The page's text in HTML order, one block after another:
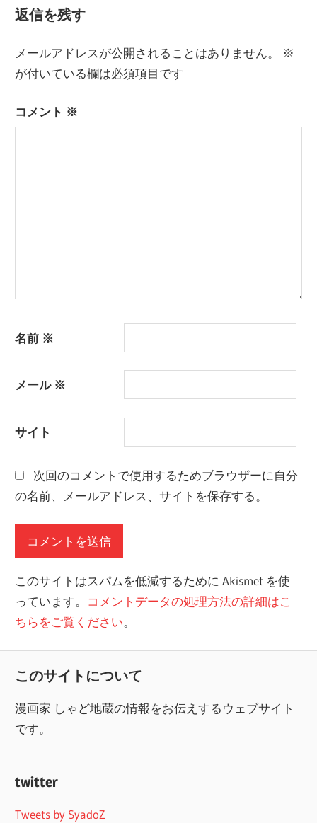
返信を残す
メールアドレスが公開されることはありません。
※
が付いている欄は必須項目です
コメント ※
名前 ※
メール ※
サイト
次回のコメントで使用するためブラウザーに自分
の名前、メールアドレス、サイトを保存する。
このサイトはスパムを低減するために Akismet を使
っています。 コメントデータの処理方法の詳細はこ
ちらをご覧ください。
このサイトについて
漫画家 しゃど地蔵の情報をお伝えするウェブサイト
です。
twitter
Tweets by SyadoZ